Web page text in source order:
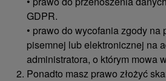
GDPR.
• prawo do wycofania zgody na
pisemnej lub elektronicznej na
administratora, o którym mowa
Ponadto masz prawo złożyć